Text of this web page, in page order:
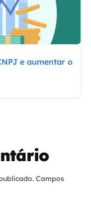
e aumentar o
Campos